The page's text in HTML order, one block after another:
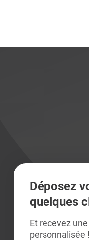
Déposez
quelques
Et recevez
personnalisée !